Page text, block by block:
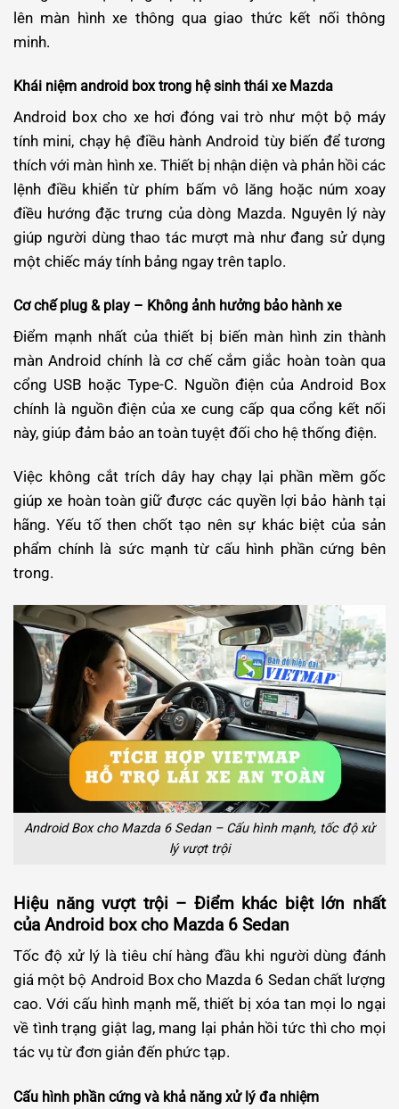
lên màn hình xe thông qua giao thức kết nối thông
minh.
Khái niệm android box trong hệ sinh thái xe Mazda
Android box cho xe hơi đóng vai trò như một bộ máy
tính mini, chạy hệ điều hành Android tùy biến để tương
thích với màn hình xe. Thiết bị nhận diện và phản hồi các
lệnh điều khiển từ phím bấm vô lăng hoặc núm xoay
điều hướng đặc trưng của dòng Mazda. Nguyên lý này
giúp người dùng thao tác mượt mà như đang sử dụng
một chiếc máy tính bảng ngay trên taplo.
Cơ chế plug & play – Không ảnh hưởng bảo hành xe
Điểm mạnh nhất của thiết bị biến màn hình zin thành
màn Android chính là cơ chế cắm giắc hoàn toàn qua
cổng USB hoặc Type-C. Nguồn điện của Android Box
chính là nguồn điện của xe cung cấp qua cổng kết nối
này, giúp đảm bảo an toàn tuyệt đối cho hệ thống điện.
Việc không cắt trích dây hay chạy lại phần mềm gốc
giúp xe hoàn toàn giữ được các quyền lợi bảo hành tại
hãng. Yếu tố then chốt tạo nên sự khác biệt của sản
phẩm chính là sức mạnh từ cấu hình phần cứng bên
trong.
Android Box cho Mazda 6 Sedan – Cấu hình mạnh, tốc độ xử
lý vượt trội
Hiệu năng vượt trội – Điểm khác biệt lớn nhất
của Android box cho Mazda 6 Sedan
Tốc độ xử lý là tiêu chí hàng đầu khi người dùng đánh
giá một bộ Android Box cho Mazda 6 Sedan chất lượng
cao. Với cấu hình mạnh mẽ, thiết bị xóa tan mọi lo ngại
về tình trạng giật lag, mang lại phản hồi tức thì cho mọi
tác vụ từ đơn giản đến phức tạp.
Cấu hình phần cứng và khả năng xử lý đa nhiệm